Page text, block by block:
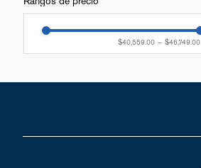
$40,559.00 – $46,749.00